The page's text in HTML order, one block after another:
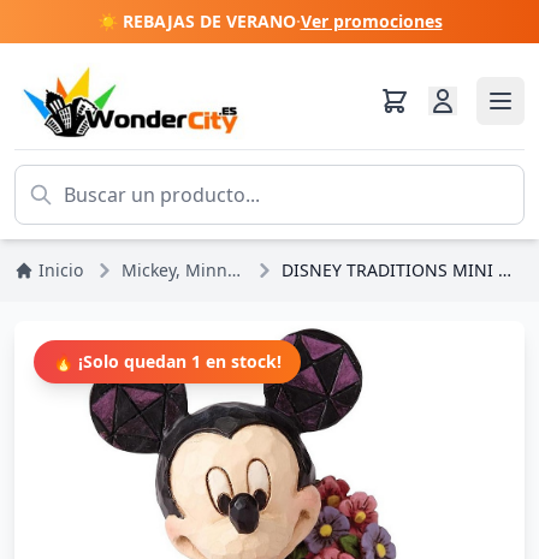
☀️ REBAJAS DE VERANO·Ver promociones
Inicio Mickey, Minnie, Pluto, Goofy DISNEY TRADITIONS MINI MICKEY MOUSE FIGURINE
🔥 ¡Solo quedan 1 en stock!